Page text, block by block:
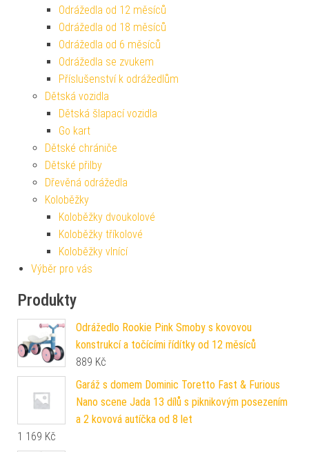
Odrážedla od 12 měsíců
Odrážedla od 18 měsíců
Odrážedla od 6 měsíců
Odrážedla se zvukem
Příslušenství k odrážedlům
Dětská vozidla
Dětská šlapací vozidla
Go kart
Dětské chrániče
Dětské přilby
Dřevěná odrážedla
Koloběžky
Koloběžky dvoukolové
Koloběžky tříkolové
Koloběžky vlnící
Výběr pro vás
Produkty
Odrážedlo Rookie Pink Smoby s kovovou
konstrukcí a točícími řídítky od 12 měsíců
889 Kč
Garáž s domem Dominic Toretto Fast & Furious
Nano scene Jada 13 dílů s piknikovým posezením
a 2 kovová autíčka od 8 let
1 169 Kč